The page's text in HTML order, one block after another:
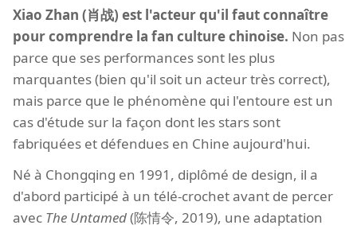
Xiao Zhan (肖战) est l'acteur qu'il faut connaître
pour comprendre la fan culture chinoise. Non pas
parce que ses performances sont les plus
marquantes (bien qu'il soit un acteur très correct),
mais parce que le phénomène qui l'entoure est un
cas d'étude sur la façon dont les stars sont
fabriquées et défendues en Chine aujourd'hui.
Né à Chongqing en 1991, diplômé de design, il a
d'abord participé à un télé-crochet avant de percer
avec The Untamed(陈情令, 2019), une adaptation